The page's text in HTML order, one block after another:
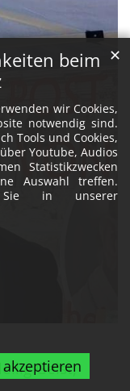
beim
wir Cookies,
notwendig sind.
Tools und Cookies,
Youtube, Audios
Statistikzwecken
Auswahl treffen.
Sie in unserer
✕
Geist,